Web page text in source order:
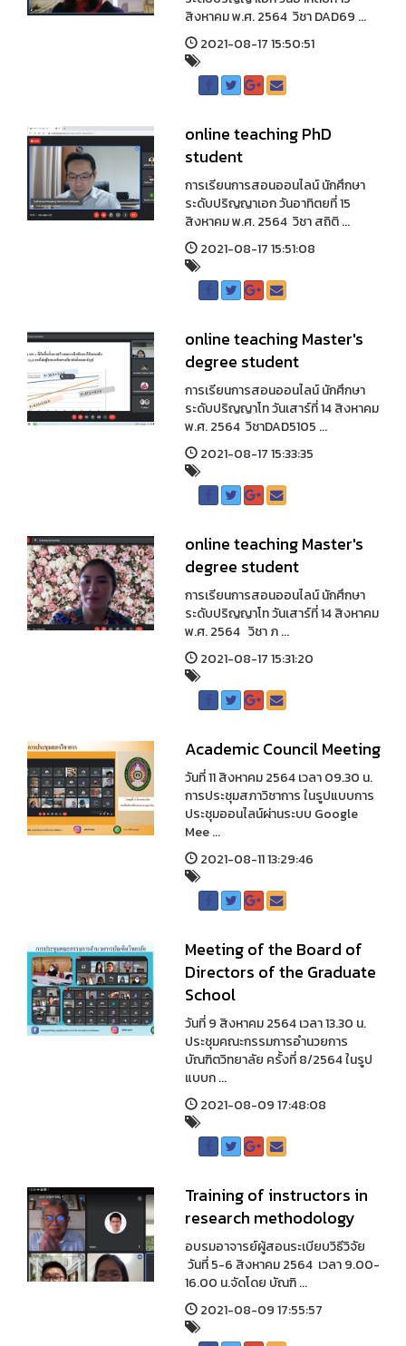
สิงหาคม พ.ศ. 2564 วิชา DAD69 ...
2021-08-17 15:50:51
online teaching PhD
student
การเรียนการสอนออนไลน์ นักศึกษา
ระดับปริญญาเอก วันอาทิตยที่ 15
สิงหาคม พ.ศ. 2564 วิชา สถิติ ...
2021-08-17 15:51:08
online teaching Master's
degree student
การเรียนการสอนออนไลน์ นักศึกษา
ระดับปริญญาโท วันเสาร์ที่ 14 สิงหาคม
พ.ศ. 2564 วิชาDAD5105 ...
2021-08-17 15:33:35
online teaching Master's
degree student
การเรียนการสอนออนไลน์ นักศึกษา
ระดับปริญญาโท วันเสาร์ที่ 14 สิงหาคม
พ.ศ. 2564 วิชา ภ ...
2021-08-17 15:31:20
Academic Council Meeting
วันที่ 11 สิงหาคม 2564 เวลา 09.30 น.
การประชุมสภาวิชาการ ในรูปแบบการ
ประชุมออนไลน์ผ่านระบบ Google
Mee ...
2021-08-11 13:29:46
Meeting of the Board of
Directors of the Graduate
School
วันที่ 9 สิงหาคม 2564 เวลา 13.30 น.
ประชุมคณะกรรมการอำนวยการ
บัณฑิตวิทยาลัย ครั้งที่ 8/2564 ในรูป
แบบก ...
2021-08-09 17:48:08
Training of instructors in
research methodology
อบรมอาจารย์ผู้สอนระเบียบวิธีวิจัย
วันที่ 5-6 สิงหาคม 2564 เวลา 9.00-
16.00 น.จัดโดย บัณฑิ ...
2021-08-09 17:55:57